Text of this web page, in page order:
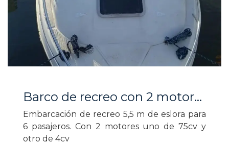
Barco de recreo con 2 motores de 5,6 m para 6 pasajeros
Embarcación de recreo 5,5 m de eslora para
6 pasajeros. Con 2 motores uno de 75cv y
otro de 4cv